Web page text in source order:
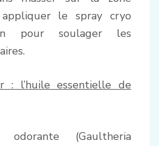
le spray cryo
pour soulager les
: l’huile essentielle de
(Gaultheria